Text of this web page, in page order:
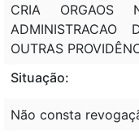
CRIA ORGAOS
OUTRAS
Situação:
Não consta